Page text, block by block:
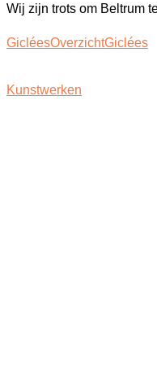
Wij zijn trots om Beltrum
GicléesOverzichtGiclées
Kunstwerken